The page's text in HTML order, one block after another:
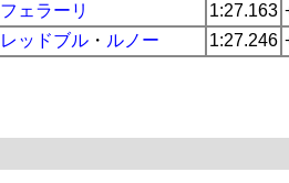
フェラーリ 1:27.163
レッドブル ・ ルノー 1:27.246